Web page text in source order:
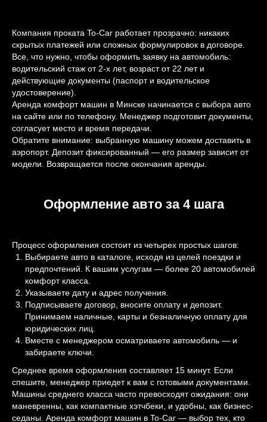
Компания проката To-Car работает прозрачно: никаких
скрытых платежей или сложных формулировок в договоре.
Все, что нужно, чтобы оформить заявку на автомобиль:
водительский стаж от 2-х лет, возраст от 22 лет и
действующие документы (паспорт и водительское
удостоверение).
Аренда комфорт машин в Минске начинается с выбора авто
на сайте или по телефону. Менеджер подготовит документы,
согласует место и время передачи.
Обратите внимание: выбранную машину можем доставить в
аэропорт. Депозит фиксированный — его размер зависит от
модели. Возвращается после окончания аренды.
Оформление авто за 4 шага
Процесс оформления состоит из четырех простых шагов:
Выбираете авто в каталоге, исходя из целей поездки и
предпочтений. К вашим услугам — более 20 автомобилей
комфорт класса.
Указываете дату и адрес получения.
Подписываете договор, вносите оплату и депозит.
Принимаем наличные, карты и безналичную оплату для
юридических лиц.
Вместе с менеджером осматриваете автомобиль — и
забираете ключи.
Среднее время оформления составляет 15 минут. Если
спешите, менеджер приедет к вам с готовыми документами.
Машины среднего класса часто превосходят ожидания: они
маневренны, как компактные хэтчбеки, и удобны, как бизнес-
седаны. Аренда комфорт машин в To-Car — выбор тех, кто